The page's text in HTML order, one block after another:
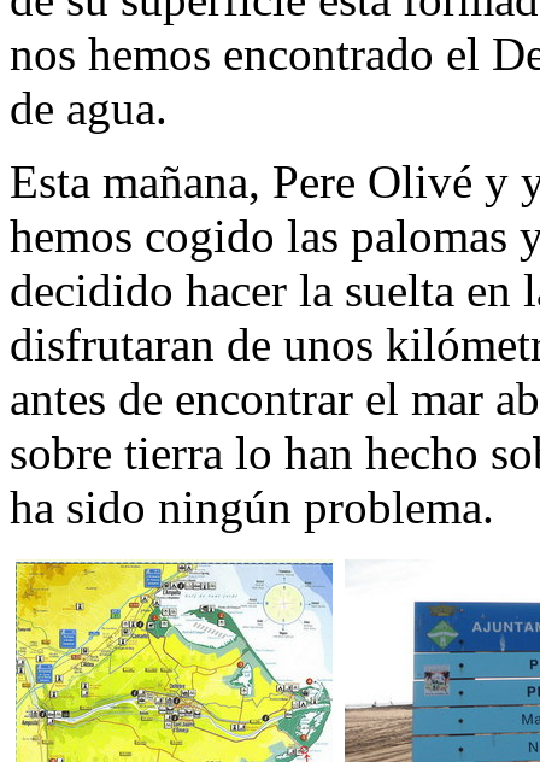
nos hemos encontrado el
de agua.
Esta mañana, Pere Olivé y
hemos cogido las palomas
decidido hacer la suelta en
disfrutaran de unos
antes de encontrar el mar
sobre tierra lo han hecho
ha sido ningún problema.